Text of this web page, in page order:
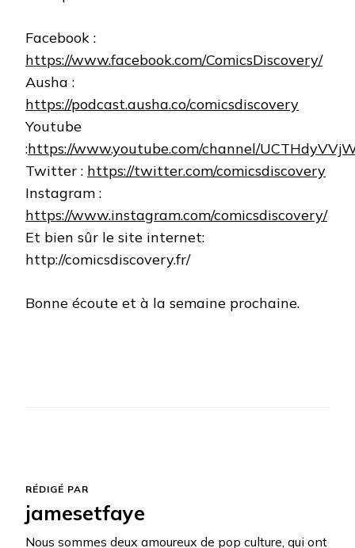
Facebook :
https://www.facebook.com/ComicsDiscovery/
Ausha :
https://podcast.ausha.co/comicsdiscovery
Youtube
:https://www.youtube.com/channel/
Twitter : https://twitter.com/comicsdiscovery
Instagram :
https://www.instagram.com/comicsdiscovery/
Et bien sûr le site internet:
http://comicsdiscovery.fr/
Bonne écoute et à la semaine prochaine.
RÉDIGÉ PAR
jamesetfaye
Nous sommes deux amoureux de pop culture, qui ont